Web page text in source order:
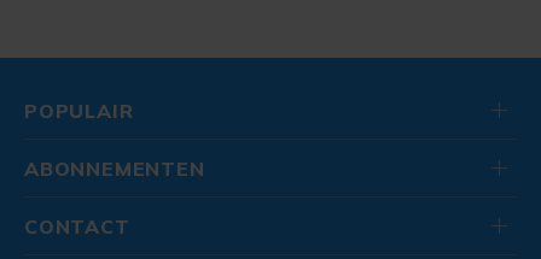
POPULAIR
ABONNEMENTEN
CONTACT